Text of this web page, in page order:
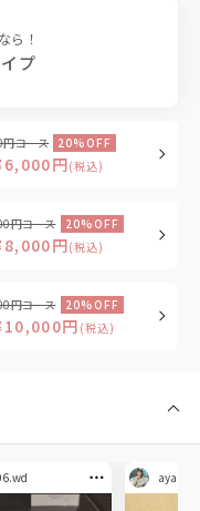
ら！
プ
コース 20%OFF
円(税込)
円コース 20%OFF
円(税込)
円コース 20%OFF
円(税込)